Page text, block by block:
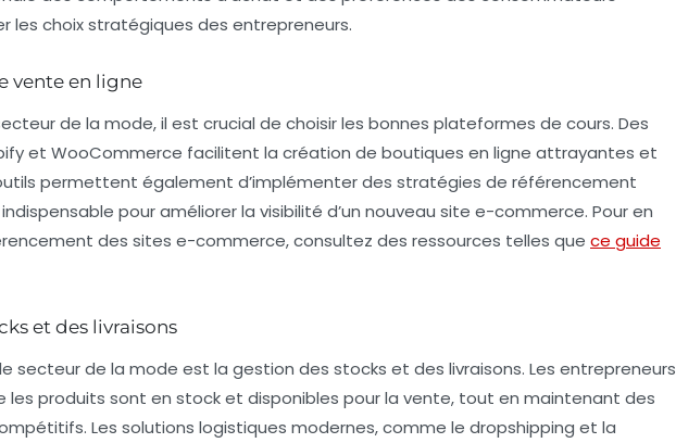
les choix stratégiques des entrepreneurs.
vente en ligne
de la mode, il est crucial de choisir les bonnes plateformes de cours. Des
et WooCommerce facilitent la création de boutiques en ligne attrayantes et
permettent également d’implémenter des stratégies de référencement
pour améliorer la visibilité d’un nouveau site e-commerce. Pour en
des sites e-commerce, consultez des ressources telles que ce guide
et des livraisons
secteur de la mode est la gestion des stocks et des livraisons. Les entrepreneurs
les produits sont en stock et disponibles pour la vente, tout en maintenant des
Les solutions logistiques modernes, comme le dropshipping et la